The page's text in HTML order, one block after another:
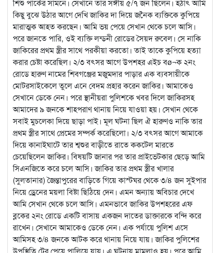
শিশু পার্কের সামনে। সেখানে তার সঙ্গীয় ৫/৭ জন ছিলেন। হঠাৎ আমি
কিছু বুঝে উঠার আগে দেখি জাকির দা দিয়ে জনৈক ব্যক্তিকে কুপিয়ে
মারাত্মক আহত করছেন। আমি ভয় পেয়ে সেখান থেকে চলে আসি।
পরে জানতে পারি, ওই ব্যক্তি লন্ডনী রোডের সৈয়দ রুবেল। সে নাকি
জাকিরের প্রথম স্ত্রীর সাথে পরকীয়া করতো। তাই তাকে কুপিয়ে হত্যা
করার চেষ্টা করেছিল। ২/৩ বৎসর আগে উপশহর এইচ বø¬ক ২নং
রোডে হারুণ নামের শিবগঞ্জের মজুমদার পাড়ার এক ব্যবসায়ীকে
মোটরসাইকেলে তুলে এনে বেদম প্রহার করেন জাকির। আমাকেও
সেখানে ডেকে নেন। পরে স্থানীয়রা পুলিশকে খবর দিলে জাকিরসহ
আমাদের ৯ জনকে শাহপরাণ থানায় নিয়ে যাওয়া হয়। সেখান থেকে
সবাই মুচলেকা দিয়ে ছাড়া পাই। মূল ঘটনা ছিল ঐ হারুণও নাকি তার
প্রথম স্ত্রীর সাথে প্রেমের সম্পর্ক করেছিলো। ২/৩ বৎসর আগে আমাকে
দিয়ে কানাইঘাটে তার শ্বশুর বাড়ীতে রাতে ককটেল মারতে
চেয়েছিলেন জাকির। বিষয়টি জানার পর তার প্রাইভেটকার ছেড়ে আমি
সিএনজিতে করে চলে আসি। জাকির তার প্রথম স্ত্রীর খালার
(সুলতানার) জৈন্তাপুরের বাড়িতে গিয়ে কাস্টঘর থেকে ৩/৪ জন সুইপার
নিয়ে ড্রেনের ময়লা বিষ্টা ছিঠিয়ে দেন। এমন অন্যায় অবিচার দেখে
আমি সেখান থেকে চলে আসি। এমনভাবে জাকির উপশহরের এফ
ব্লকের ২নং রোডে একটি বাসায় একজন দাতের ডাক্তারকে বন্দি করে
রাখেন। সেখানে আমাকেও ডেকে নেন। এক পর্যায়ে পুলিশ এসে
আমিসহ ৩/৪ জনকে আটক করে থানায় নিয়ে যায়। জাকির পুলিশের
উপস্থিতি টের পেয়ে পালিয়ে যায়। এ ঘটনায় মামলাও হয়। পরে আমি